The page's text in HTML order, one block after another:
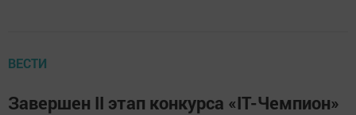
ВЕСТИ
Завершен II этап конкурса «IT-Чемпион»